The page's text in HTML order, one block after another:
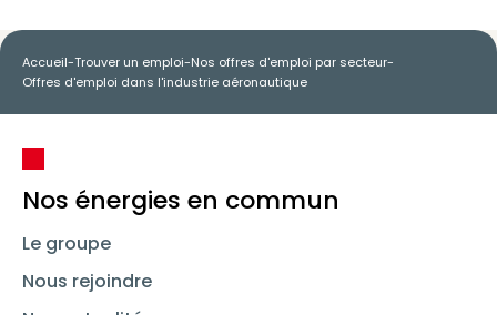
Accueil-Trouver un emploi-Nos offres d'emploi par secteur-
Offres d'emploi dans l'industrie aéronautique
Nos énergies en commun
Le groupe
Nous rejoindre